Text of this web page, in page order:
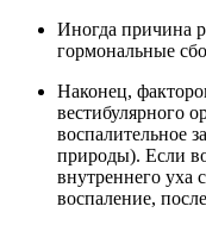
Иногда причина
гормональные
Наконец,
вестибулярного
воспалительное
природы). Если
внутреннего уха
воспаление,